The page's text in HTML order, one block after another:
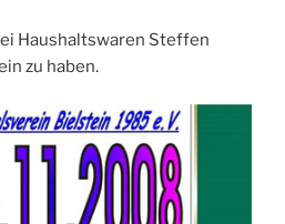
Haushaltswaren Steffen
zu haben.